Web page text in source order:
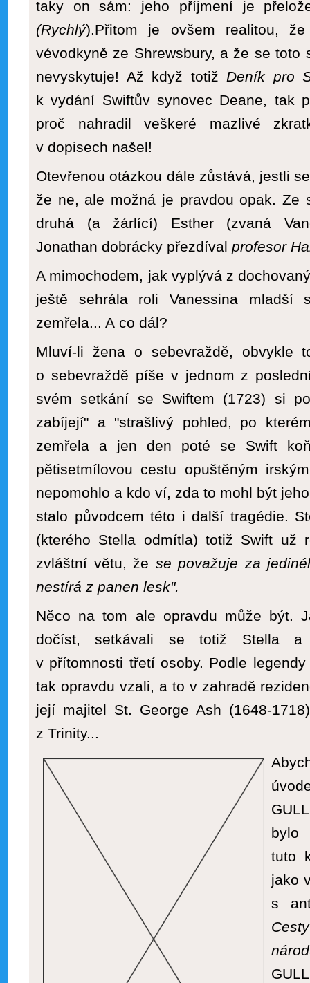
taky on sám: jeho příjmení je
(Rychlý).Přitom je ovšem realitou,
vévodkyně ze Shrewsbury, a že se toto
nevyskytuje! Až když totižDeník pro
k vydání Swiftův synovec Deane, tak
proč nahradil veškeré mazlivé
v dopisech našel!
Otevřenou otázkou dále zůstává, jestli
že ne, ale možná je pravdou opak. Ze
druhá (a žárlící) Esther (zvaná
Jonathan dobrácky přezdíval profesor
A mimochodem, jak vyplývá z
ještě sehrála roli Vanessina mladší
zemřela... A co dál?
Mluví-li žena o sebevraždě, obvykle
o sebevraždě píše v jednom z
svém setkání se Swiftem (1723) si
zabíjejí" a "strašlivý pohled, po
zemřela a jen den poté se Swift
pětisetmílovou cestu opuštěným
nepomohlo a kdo ví, zda to mohl být
stalo původcem této i další tragédie.
(kterého Stella odmítla) totiž Swift už
zvláštní větu, že se považuje za
nestírá z panen lesk".
Něco na tom ale opravdu může být.
dočíst, setkávali se totiž Stella a
v přítomnosti třetí osoby. Podle
tak opravdu vzali, a to v zahradě
její majitel St. George Ash (1648-
z Trinity...
bylo
tuto
jako
s